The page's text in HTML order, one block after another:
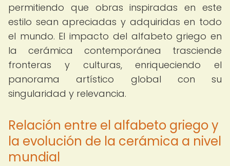
permitiendo que obras inspiradas en este
estilo sean apreciadas y adquiridas en todo
el mundo. El impacto del alfabeto griego en
la cerámica contemporánea trasciende
fronteras y culturas, enriqueciendo el
panorama artístico global con su
singularidad y relevancia.
Relación entre el alfabeto griego y
la evolución de la cerámica a nivel
mundial